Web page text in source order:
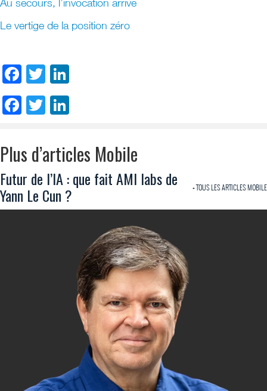
Au secours, l’invocation arrive
Le vertige de la position zéro
Facebook
Twitter
Facebook
Twitter
Plus d’articles Mobile
+ TOUS LES ARTICLES MOBILE
Futur de l’IA : que fait AMI labs de
Yann Le Cun ?